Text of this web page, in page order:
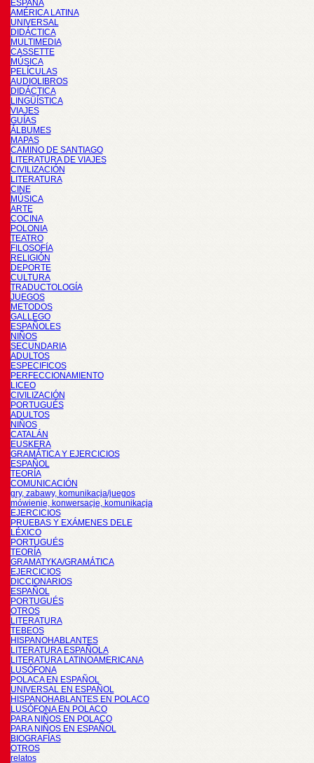
ESPAÑA
AMÉRICA LATINA
UNIVERSAL
DIDÁCTICA
MULTIMEDIA
CASSETTE
MÚSICA
PELÍCULAS
AUDIOLIBROS
DIDÁCTICA
LINGÜÍSTICA
VIAJES
GUÍAS
ÁLBUMES
MAPAS
CAMINO DE SANTIAGO
LITERATURA DE VIAJES
CIVILIZACIÓN
LITERATURA
CINE
MÚSICA
ARTE
COCINA
POLONIA
TEATRO
FILOSOFÍA
RELIGIÓN
DEPORTE
CULTURA
TRADUCTOLOGÍA
JUEGOS
METODOS
GALLEGO
ESPAÑOLES
NIÑOS
SECUNDARIA
ADULTOS
ESPECIFICOS
PERFECCIONAMIENTO
LICEO
CIVILIZACIÓN
PORTUGUÉS
ADULTOS
NIÑOS
CATALÁN
EUSKERA
GRAMÁTICA Y EJERCICIOS
ESPAÑOL
TEORÍA
COMUNICACIÓN
gry, zabawy, komunikacja/juegos
mówienie, konwersacje, komunikacja
EJERCICIOS
PRUEBAS Y EXÁMENES DELE
LÉXICO
PORTUGUÉS
TEORÍA
GRAMATYKA/GRAMÁTICA
EJERCICIOS
DICCIONARIOS
ESPAÑOL
PORTUGUÉS
OTROS
LITERATURA
TEBEOS
HISPANOHABLANTES
LITERATURA ESPAÑOLA
LITERATURA LATINOAMERICANA
LUSÓFONA
POLACA EN ESPAÑOL
UNIVERSAL EN ESPAÑOL
HISPANOHABLANTES EN POLACO
LUSÓFONA EN POLACO
PARA NIÑOS EN POLACO
PARA NIÑOS EN ESPAÑOL
BIOGRAFÍAS
OTROS
relatos